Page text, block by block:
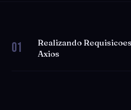
01
Realizando
Axios